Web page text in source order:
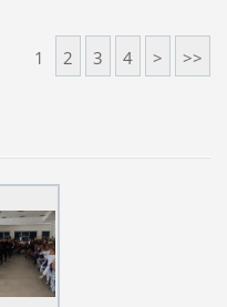
1 2 3 4 > >>